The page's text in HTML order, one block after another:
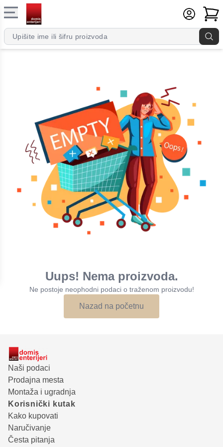
Uups! Nema proizvoda.
Ne postoje neophodni podaci o traženom proizvodu!
Nazad na početnu
Naši podaci
Prodajna mesta
Montaža i ugradnja
Korisnički kutak
Kako kupovati
Naručivanje
Česta pitanja